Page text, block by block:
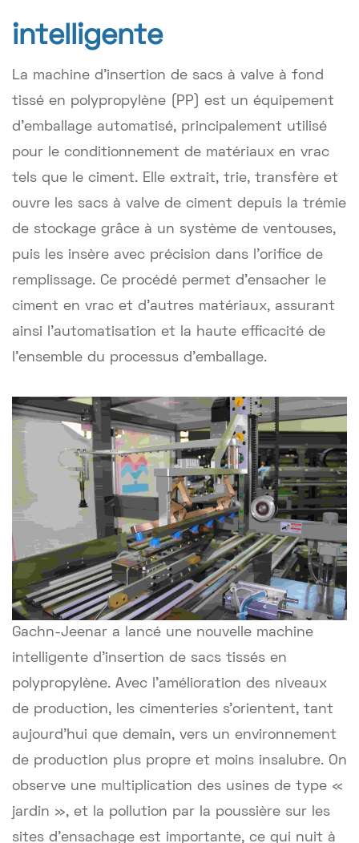
intelligente
La machine d'insertion de sacs à valve à fond
tissé en polypropylène (PP) est un équipement
d'emballage automatisé, principalement utilisé
pour le conditionnement de matériaux en vrac
tels que le ciment. Elle extrait, trie, transfère et
ouvre les sacs à valve de ciment depuis la trémie
de stockage grâce à un système de ventouses,
puis les insère avec précision dans l'orifice de
remplissage. Ce procédé permet d'ensacher le
ciment en vrac et d'autres matériaux, assurant
ainsi l'automatisation et la haute efficacité de
l'ensemble du processus d'emballage.
Gachn-Jeenar a lancé une nouvelle machine
intelligente d'insertion de sacs tissés en
polypropylène. Avec l'amélioration des niveaux
de production, les cimenteries s'orientent, tant
aujourd'hui que demain, vers un environnement
de production plus propre et moins insalubre. On
observe une multiplication des usines de type «
jardin », et la pollution par la poussière sur les
sites d'ensachage est importante, ce qui nuit à